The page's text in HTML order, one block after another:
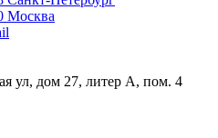
Москва
ул, дом 27, литер А, пом. 4